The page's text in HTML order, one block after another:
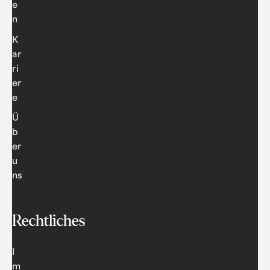
e
n
K
ar
ri
er
e
Ü
b
er
u
ns
Rechtliches
I
m